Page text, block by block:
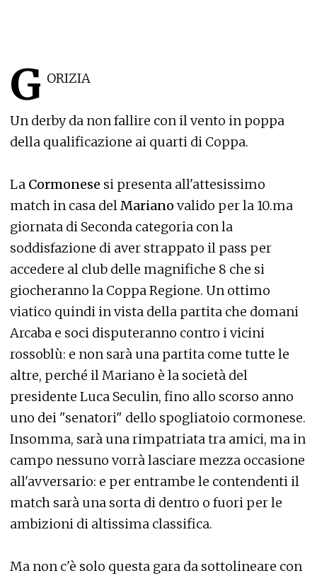
G ORIZIA
Un derby da non fallire con il vento in poppa
della qualificazione ai quarti di Coppa.
La Cormonese si presenta all'attesissimo
match in casa delMariano valido per la 10.ma
giornata di Seconda categoria con la
soddisfazione di aver strappato il pass per
accedere al club delle magnifiche 8 che si
giocheranno la Coppa Regione. Un ottimo
viatico quindi in vista della partita che domani
Arcaba e soci disputeranno contro i vicini
rossoblù: e non sarà una partita come tutte le
altre, perché il Mariano è la società del
presidente Luca Seculin, fino allo scorso anno
uno dei "senatori" dello spogliatoio cormonese.
Insomma, sarà una rimpatriata tra amici, ma in
campo nessuno vorrà lasciare mezza occasione
all'avversario: e per entrambe le contendenti il
match sarà una sorta di dentro o fuori per le
ambizioni di altissima classifica.
Ma non c'è solo questa gara da sottolineare con